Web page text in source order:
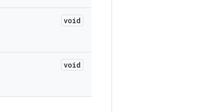
void
void